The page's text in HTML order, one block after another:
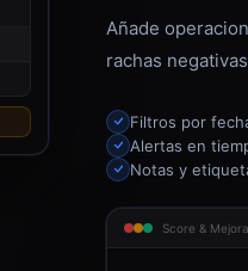
Añade
rachas
Filtros por
Alertas en
Notas y
Score & Mejora